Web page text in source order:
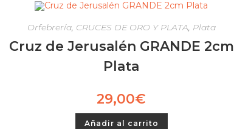
Orfebrería, CRUCES DE ORO Y PLATA, Plata
Cruz de Jerusalén GRANDE 2cm
Plata
29,00€
Añadir al carrito